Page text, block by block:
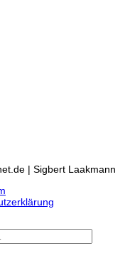
| Sigbert Laakmann